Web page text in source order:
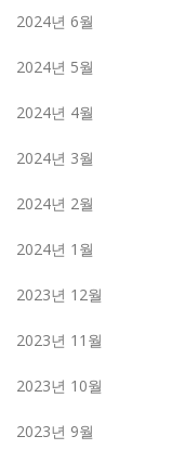
2024년 6월
2024년 5월
2024년 4월
2024년 3월
2024년 2월
2024년 1월
2023년 12월
2023년 11월
2023년 10월
2023년 9월